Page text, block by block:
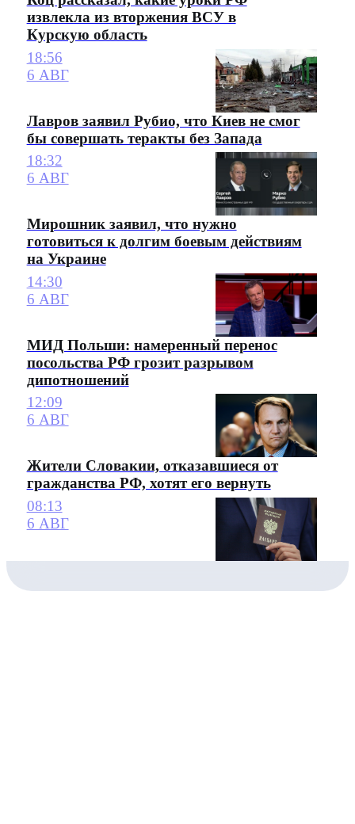
извлекла из вторжения ВСУ в
Курскую область
18:56
6 АВГ
Лавров заявил Рубио, что Киев не смог
бы совершать теракты без Запада
18:32
6 АВГ
Мирошник заявил, что нужно
готовиться к долгим боевым действиям
на Украине
14:30
6 АВГ
МИД Польши: намеренный перенос
посольства РФ грозит разрывом
дипотношений
12:09
6 АВГ
Жители Словакии, отказавшиеся от
гражданства РФ, хотят его вернуть
08:13
6 АВГ